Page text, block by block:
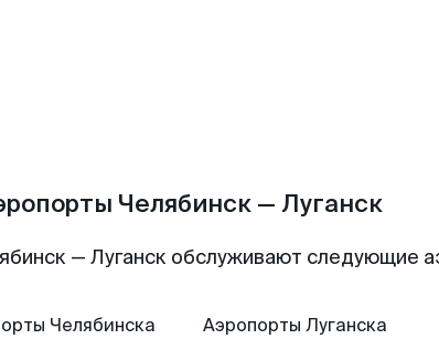
Челябинск — Луганск
— Луганск обслуживают следующие
Челябинска
Аэропорты Луганска